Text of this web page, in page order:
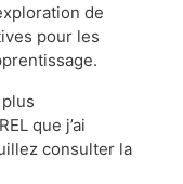
de
pour les
que j’ai
consulter la